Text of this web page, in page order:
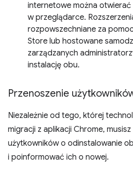
internetowe można otwierać
w przeglądarce.
rozpowszechniane za
Store lub hostowane
zarządzanych
instalację obu.
Przenoszenie
Niezależnie od tego, której
migracji z aplikacji Chrome,
użytkowników o odinstalowanie
i poinformować ich o nowej.